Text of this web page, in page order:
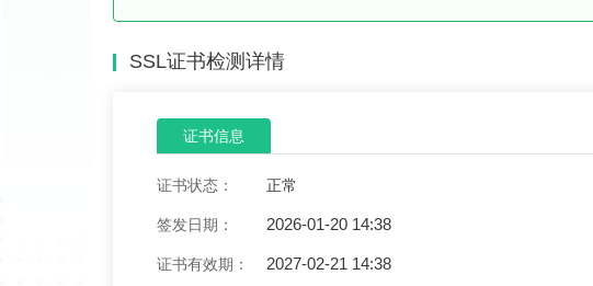
SSL证书检测详情
证书信息
证书状态： 正常
签发日期： 2026-01-20 14:38
证书有效期： 2027-02-21 14:38